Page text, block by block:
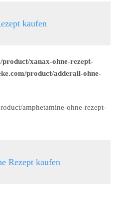
kaufen
xanax-ohne-rezept-
product/adderall-ohne-
amphetamine-ohne-rezept-
Rezept kaufen